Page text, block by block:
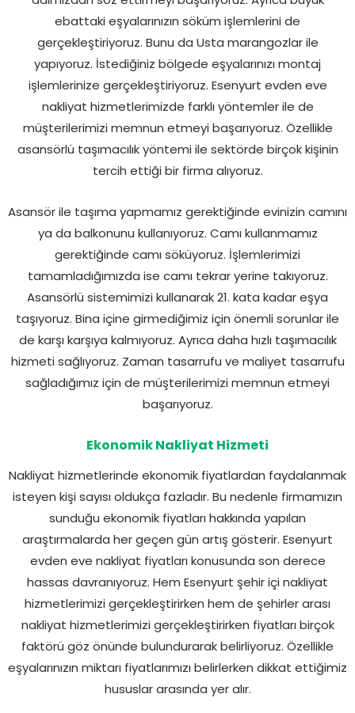
ebattaki eşyalarınızın söküm işlemlerini de
gerçekleştiriyoruz. Bunu da Usta marangozlar ile
yapıyoruz. İstediğiniz bölgede eşyalarınızı montaj
işlemlerinize gerçekleştiriyoruz. Esenyurt evden eve
nakliyat hizmetlerimizde farklı yöntemler ile de
müşterilerimizi memnun etmeyi başarıyoruz. Özellikle
asansörlü taşımacılık yöntemi ile sektörde birçok kişinin
tercih ettiği bir firma alıyoruz.
Asansör ile taşıma yapmamız gerektiğinde evinizin camını
ya da balkonunu kullanıyoruz. Camı kullanmamız
gerektiğinde camı söküyoruz. İşlemlerimizi
tamamladığımızda ise camı tekrar yerine takıyoruz.
Asansörlü sistemimizi kullanarak 21. kata kadar eşya
taşıyoruz. Bina içine girmediğimiz için önemli sorunlar ile
de karşı karşıya kalmıyoruz. Ayrıca daha hızlı taşımacılık
hizmeti sağlıyoruz. Zaman tasarrufu ve maliyet tasarrufu
sağladığımız için de müşterilerimizi memnun etmeyi
başarıyoruz.
Ekonomik Nakliyat Hizmeti
Nakliyat hizmetlerinde ekonomik fiyatlardan faydalanmak
isteyen kişi sayısı oldukça fazladır. Bu nedenle firmamızın
sunduğu ekonomik fiyatları hakkında yapılan
araştırmalarda her geçen gün artış gösterir. Esenyurt
evden eve nakliyat fiyatları konusunda son derece
hassas davranıyoruz. Hem Esenyurt şehir içi nakliyat
hizmetlerimizi gerçekleştirirken hem de şehirler arası
nakliyat hizmetlerimizi gerçekleştirirken fiyatları birçok
faktörü göz önünde bulundurarak belirliyoruz. Özellikle
eşyalarınızın miktarı fiyatlarımızı belirlerken dikkat ettiğimiz
hususlar arasında yer alır.